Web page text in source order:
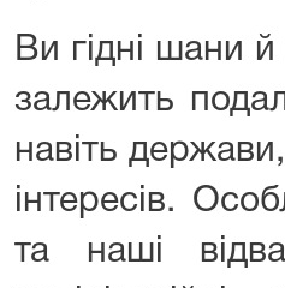
Ви гідні шани
залежить
навіть
інтересів.
та наші